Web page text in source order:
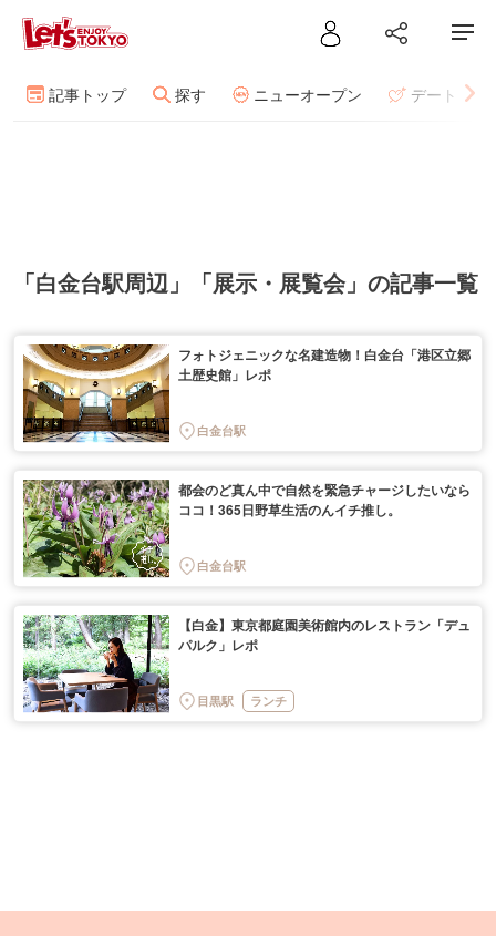
記事トップ 探す ニューオープン デート
「白金台駅周辺」「展示・展覧会」の記事一覧
フォトジェニックな名建造物！白金台「港区立郷
土歴史館」レポ
白金台駅
都会のど真ん中で自然を緊急チャージしたいなら
ココ！365日野草生活のんイチ推し。
白金台駅
【白金】東京都庭園美術館内のレストラン「デュ
パルク」レポ
目黒駅 ランチ